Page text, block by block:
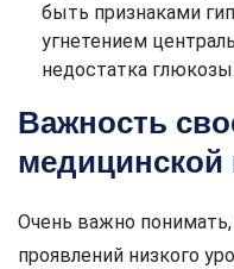
быть признаками
угнетением
недостатка глюкозы.
Важность
Очень важно
проявлений низкого